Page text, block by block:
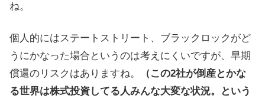
ね。
個人的にはステートストリート、ブラックロックがど
うにかなった場合というのは考えにくいですが、早期
償還のリスクはありますね。
（この2社が倒産とかな
る世界は株式投資してる人みんな大変な状況。という